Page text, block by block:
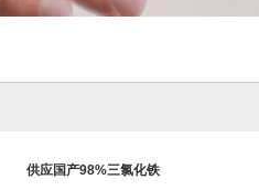
供应国产98%三氯化铁